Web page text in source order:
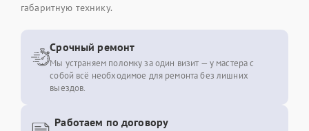
габаритную технику.
Срочный ремонт
Мы устраняем поломку за один визит — у мастера с
собой всё необходимое для ремонта без лишних
выездов.
Работаем по договору